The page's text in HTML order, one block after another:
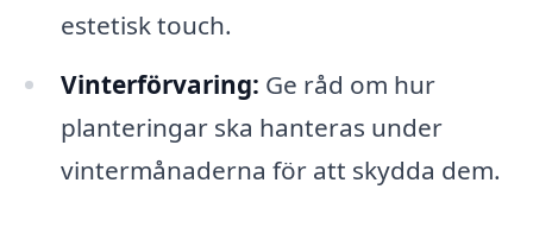
estetisk touch.
Vinterförvaring: Ge råd om hur
planteringar ska hanteras under
vintermånaderna för att skydda dem.